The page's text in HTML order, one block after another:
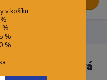
VIBRAM
a voľnočasová
v košíku:
%
%